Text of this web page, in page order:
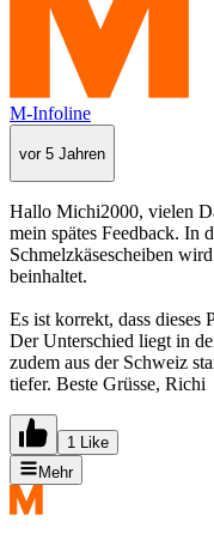
M-Infoline
vor 5 Jahren
Hallo Michi2000, vielen
mein spätes Feedback. In
Schmelzkäsescheiben
beinhaltet.
Es ist korrekt, dass dieses
Der Unterschied liegt in
zudem aus der Schweiz
tiefer. Beste Grüsse, Richi
1 Like
Mehr